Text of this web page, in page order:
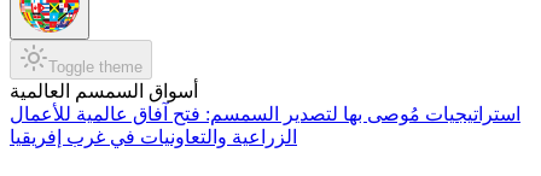
Toggle theme
أسواق السمسم العالمية
استراتيجيات مُوصى بها لتصدير السمسم: فتح آفاق عالمية للأعمال
الزراعية والتعاونيات في غرب إفريقيا